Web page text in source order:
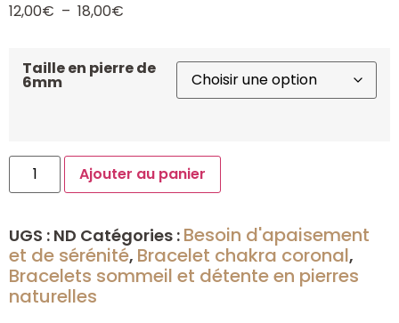
12,00€ – 18,00€
Taille en pierre de
6mm
Ajouter au panier
UGS : ND Catégories : Besoin d'apaisement
et de sérénité, Bracelet chakra coronal,
Bracelets sommeil et détente en pierres
naturelles